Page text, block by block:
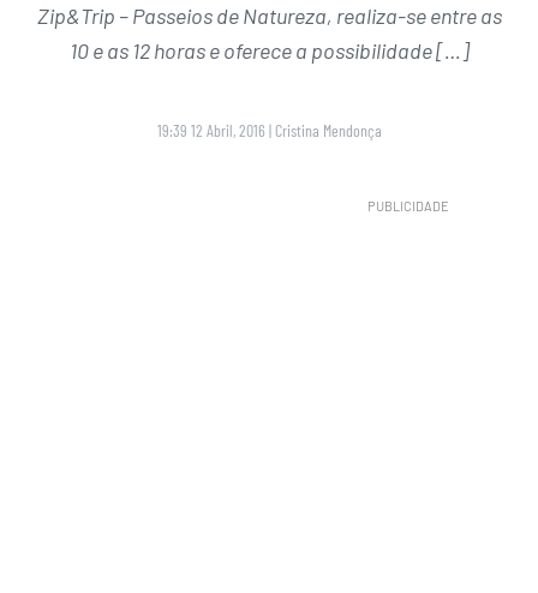
Zip&Trip – Passeios de Natureza, realiza-se entre as
10 e as 12 horas e oferece a possibilidade […]
19:39 12 Abril, 2016 | Cristina Mendonça